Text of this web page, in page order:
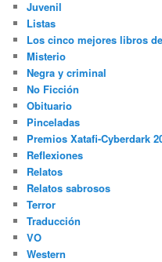
Juvenil
Listas
Los cinco mejores libros
Misterio
Negra y criminal
No Ficción
Obituario
Pinceladas
Premios Xatafi-Cyberdark
Reflexiones
Relatos
Relatos sabrosos
Terror
Traducción
VO
Western